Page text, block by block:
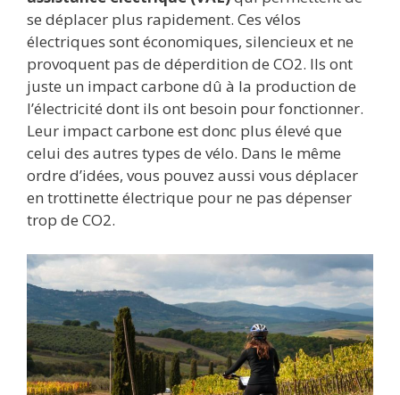
se déplacer plus rapidement. Ces vélos
électriques sont économiques, silencieux et ne
provoquent pas de déperdition de CO2. Ils ont
juste un impact carbone dû à la production de
l’électricité dont ils ont besoin pour fonctionner.
Leur impact carbone est donc plus élevé que
celui des autres types de vélo. Dans le même
ordre d’idées, vous pouvez aussi vous déplacer
en trottinette électrique pour ne pas dépenser
trop de CO2.